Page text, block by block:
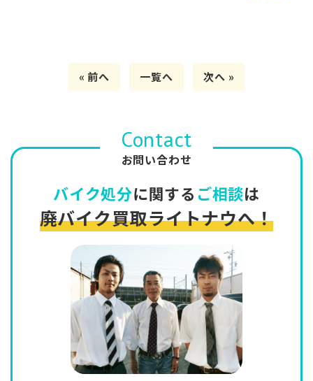
« 前へ 一覧へ 次へ »
Contact
お問い合わせ
バイク処分に関する ご相談は
廃バイク買取ライトナウへ！